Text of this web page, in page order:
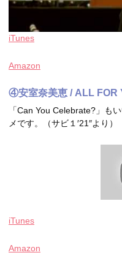
iTunes
Amazon
④安室奈美恵 / ALL FOR
「Can You Celebrate?」も
メです。（サビ１′21″より）
iTunes
Amazon